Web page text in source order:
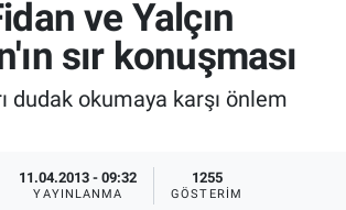
ve Yalçın
sır konuşması
dudak okumaya karşı önlem
11.04.2013 - 09:32
YAYINLANMA
1255
GÖSTERIM
Durumu ve Fikstür
Haberleri